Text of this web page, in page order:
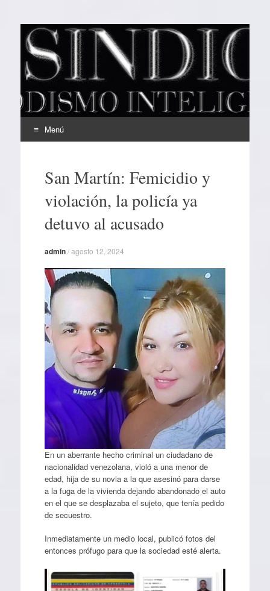
EL SINDICAL
Periodismo Inteligente
Menú
contenidoSan Martín: Femicidio y
violación, la policía ya
detuvo al acusado
admin/agosto 12, 2024
En un aberrante hecho criminal un ciudadano de
nacionalidad venezolana, violó a una menor de
edad, hija de su novia a la que asesinó para darse
a la fuga de la vivienda dejando abandonado el auto
en el que se desplazaba el sujeto, que tenía pedido
de secuestro.
Inmediatamente un medio local, publicó fotos del
entonces prófugo para que la sociedad esté alerta.